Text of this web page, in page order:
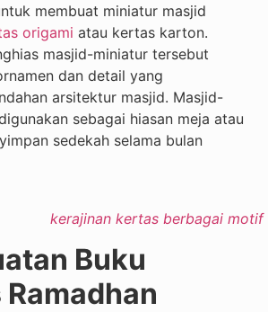
membuat miniatur masjid
origami atau kertas karton.
masjid-miniatur tersebut
dan detail yang
arsitektur masjid. Masjid-
sebagai hiasan meja atau
sedekah selama bulan
kerajinan kertas berbagai motif
Buku